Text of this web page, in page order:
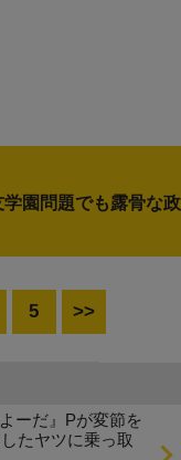
園問題でも露骨な政
5 >>
ーだ』Pが変節を
たヤツに乗っ取